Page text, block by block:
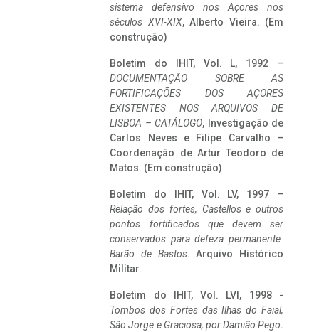
sistema defensivo nos Açores nos
séculos XVI-XIX, Alberto Vieira. (Em
construção)
Boletim do IHIT, Vol. L, 1992 –
DOCUMENTAÇÃO SOBRE AS
FORTIFICAÇÕES DOS AÇORES
EXISTENTES NOS ARQUIVOS DE
LISBOA – CATÁLOGO, Investigação de
Carlos Neves e Filipe Carvalho –
Coordenação de Artur Teodoro de
Matos. (Em construção)
Boletim do IHIT, Vol. LV, 1997 –
Relação dos fortes, Castellos e outros
pontos fortificados que devem ser
conservados para defeza permanente.
Barão de Bastos. Arquivo Histórico
Militar.
Boletim do IHIT, Vol. LVI, 1998 -
Tombos dos Fortes das Ilhas do Faial,
São Jorge e Graciosa, por Damião Pego.